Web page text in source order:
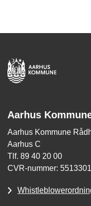
Aarhus
Aarhus Kommune
Aarhus C
Tlf. 89 40 20 00
CVR-nummer: